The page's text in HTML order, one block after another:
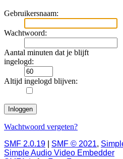
Gebruikersnaam:
Wachtwoord:
Aantal minuten dat je blijft
ingelogd:
Altijd ingelogd blijven:
Wachtwoord vergeten?
SMF 2.0.19
SMF © 2021,
Simple Audio Video Embedder